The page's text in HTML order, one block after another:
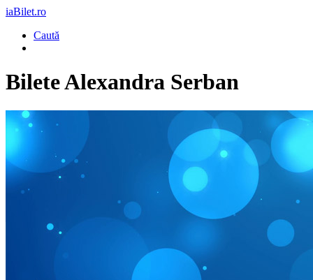
iaBilet.ro
Caută
BileteAlexandra Serban